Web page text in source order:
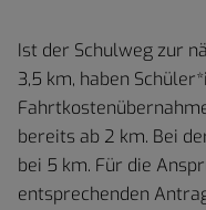
Ist der Schulweg zur
3,5 km, haben
bereits ab 2 km. Bei
bei 5 km. Für die
entsprechenden